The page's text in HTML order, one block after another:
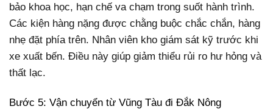
bảo khoa học, hạn chế va chạm trong suốt hành trình.
Các kiện hàng nặng được chằng buộc chắc chắn, hàng
nhẹ đặt phía trên. Nhân viên kho giám sát kỹ trước khi
xe xuất bến. Điều này giúp giảm thiểu rủi ro hư hỏng và
thất lạc.
Bước 5: Vận chuyển từ Vũng Tàu đi Đắk Nông